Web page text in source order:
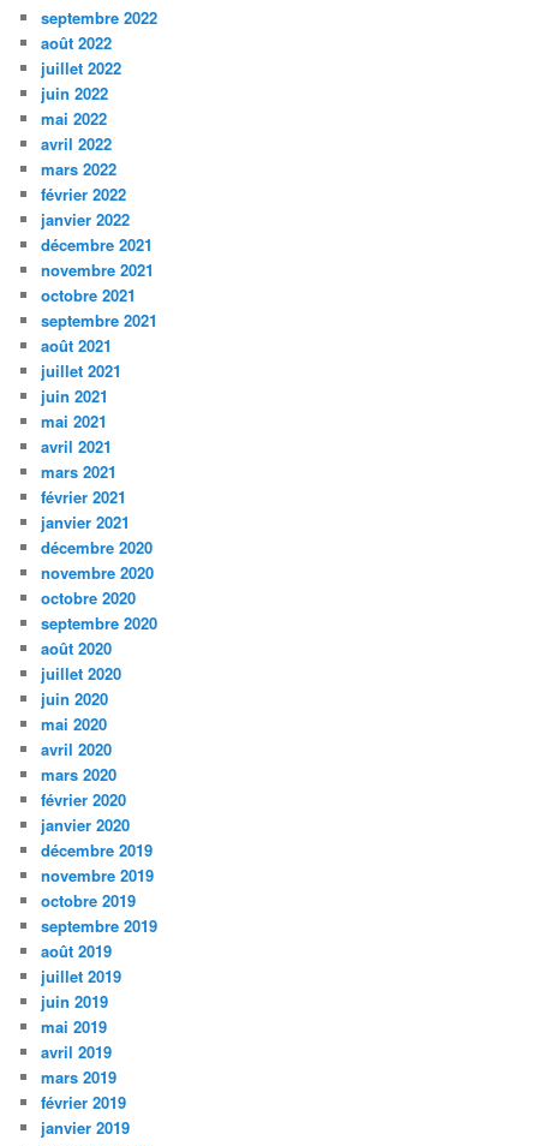
septembre 2022
août 2022
juillet 2022
juin 2022
mai 2022
avril 2022
mars 2022
février 2022
janvier 2022
décembre 2021
novembre 2021
octobre 2021
septembre 2021
août 2021
juillet 2021
juin 2021
mai 2021
avril 2021
mars 2021
février 2021
janvier 2021
décembre 2020
novembre 2020
octobre 2020
septembre 2020
août 2020
juillet 2020
juin 2020
mai 2020
avril 2020
mars 2020
février 2020
janvier 2020
décembre 2019
novembre 2019
octobre 2019
septembre 2019
août 2019
juillet 2019
juin 2019
mai 2019
avril 2019
mars 2019
février 2019
janvier 2019